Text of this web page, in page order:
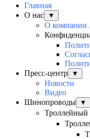
Главная
О нас
▼
О компании
Пресс-центр
▼
Новости
Видео
Шинопроводы
▼
Троллейный